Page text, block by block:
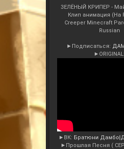
ЗЕЛЁНЫЙ КРИПЕР -
Клип анимация (На
Creeper Minecraft
Russian
►Подписаться:
►ORIGINAL:
►ВК: Братюни
►Прошлая Песня (